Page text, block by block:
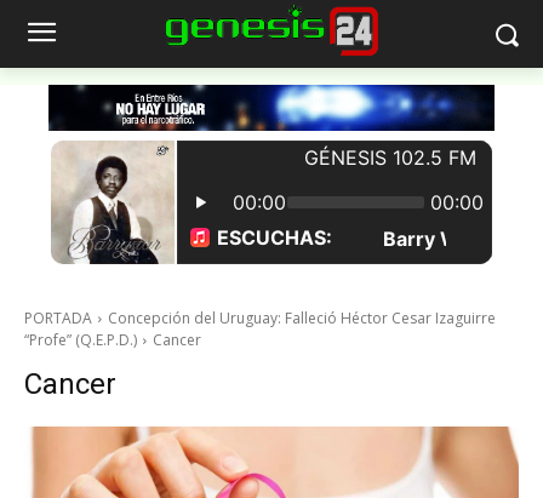
PORTADA
Concepción del Uruguay: Falleció Héctor Cesar Izaguirre
“Profe” (Q.E.P.D.)
Cancer
Cancer